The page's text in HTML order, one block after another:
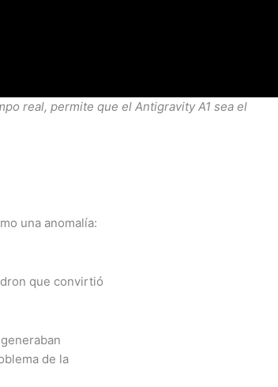
real, permite que el Antigravity A1 sea el
una anomalía:
que convirtió
de la